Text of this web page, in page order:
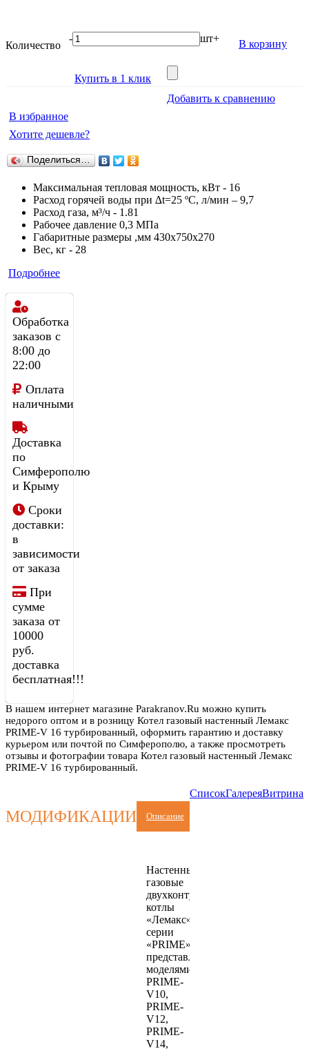
Количество
- шт+ В корзину
Купить в 1 клик
Добавить к сравнению
В избранное
Хотите дешевле?
Поделиться…
Максимальная тепловая мощность, кВт - 16
Расход горячей воды при ∆t=25 ºС, л/мин – 9,7
Расход газа, м³/ч - 1.81
Рабочее давление 0,3 МПа
Габаритные размеры ,мм 430x750x270
Вес, кг - 28
Подробнее
Обработка
заказов с
8:00 до
22:00
Оплата
наличными
Доставка
по
Симферополю
и Крыму
Сроки
доставки:
в
зависимости
от заказа
При
сумме
заказа от
10000
руб.
доставка
бесплатная!!!
В нашем интернет магазине Parakranov.Ru можно купить
недорого оптом и в розницу Котел газовый настенный Лемакс
PRIME-V 16 турбированный, оформить гарантию и доставку
курьером или почтой по Симферополю, а также просмотреть
отзывы и фотографии товара Котел газовый настенный Лемакс
PRIME-V 16 турбированный.
МОДИФИКАЦИИ
СписокГалереяВитрина
Описание
Настенные
газовые
двухконтурные
котлы
«Лемакс»
серии
«PRIME»
представлены
моделями
PRIME-
V10,
PRIME-
V12,
PRIME-
V14,